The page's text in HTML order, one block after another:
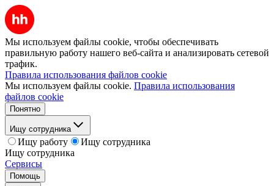
Мы используем файлы cookie, чтобы обеспечивать
правильную работу нашего веб-сайта и анализировать сетевой
трафик.
Правила использования файлов cookie
Мы используем файлы cookie. Правила использования
файлов cookie
Понятно
Ищу сотрудника
Ищу работу
Ищу сотрудника
Ищу сотрудника
Сервисы
Помощь